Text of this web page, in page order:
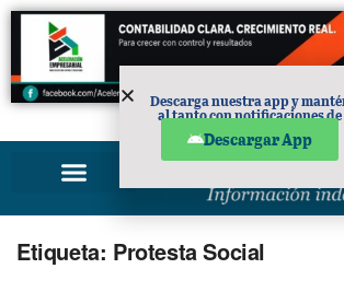
PUBLICIDAD
Etiqueta: Protesta Social
Descarga nuestra app y
al tanto con notificaciones de
Descargar App